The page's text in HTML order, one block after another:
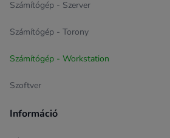
Számítógép - Szerver
Számítógép - Torony
Számítógép - Workstation
Szoftver
Információ